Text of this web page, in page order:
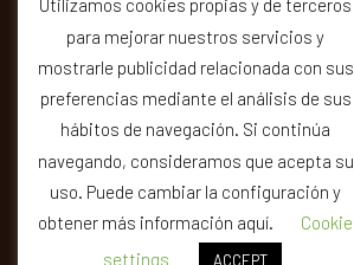
© REGAS · Legal Privacity
Utilizamos cookies propias y de terceros
para mejorar nuestros servicios y
mostrarle publicidad relacionada con sus
preferencias mediante el análisis de sus
hábitos de navegación. Si continúa
navegando, consideramos que acepta su
uso. Puede cambiar la configuración y
obtener más información aquí.
Cookie
settings
ACCEPT